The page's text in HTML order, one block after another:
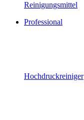
Reinigungsmittel
Professional
Hochdruckreiniger